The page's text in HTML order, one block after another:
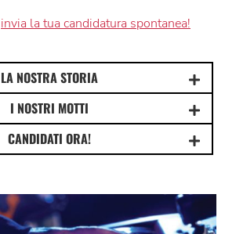
invia la tua candidatura spontanea!
LA NOSTRA STORIA
I NOSTRI MOTTI
CANDIDATI ORA!